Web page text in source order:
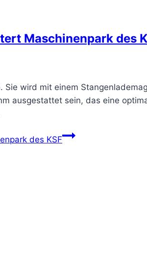
Maschinenpark des
Sie wird mit einem
ausgestattet sein, das eine
des KSF